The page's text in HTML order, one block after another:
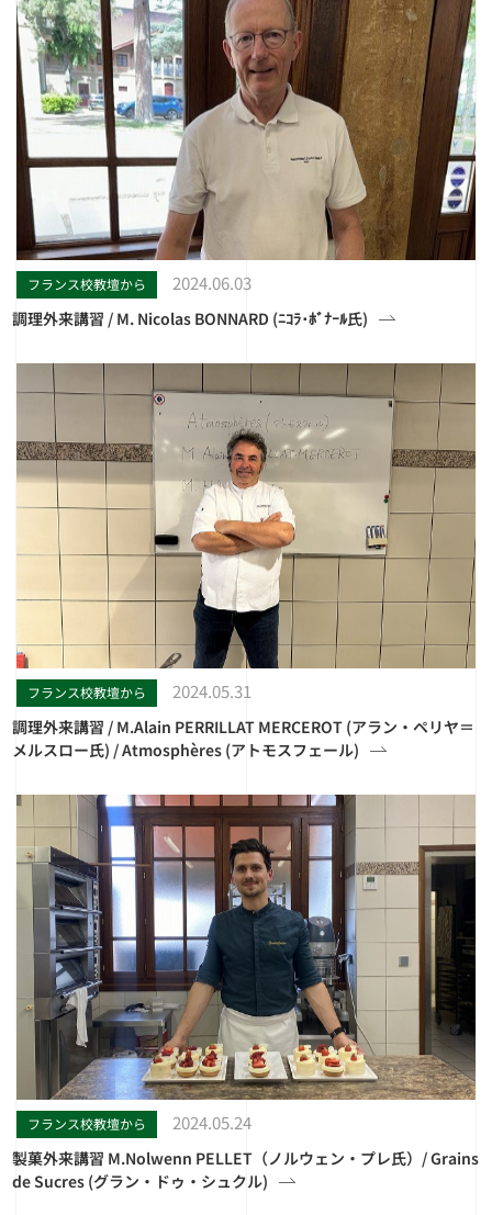
フランス校教壇から 2024.06.03
調理外来講習 / M. Nicolas BONNARD (ﾆｺﾗ･ﾎﾞﾅｰﾙ氏)
フランス校教壇から 2024.05.31
調理外来講習 / M.Alain PERRILLAT MERCEROT (アラン・ペリヤ＝
メルスロー氏) / Atmosphères (アトモスフェール)
フランス校教壇から 2024.05.24
製菓外来講習 M.Nolwenn PELLET（ノルウェン・プレ氏）/ Grains
de Sucres (グラン・ドゥ・シュクル)